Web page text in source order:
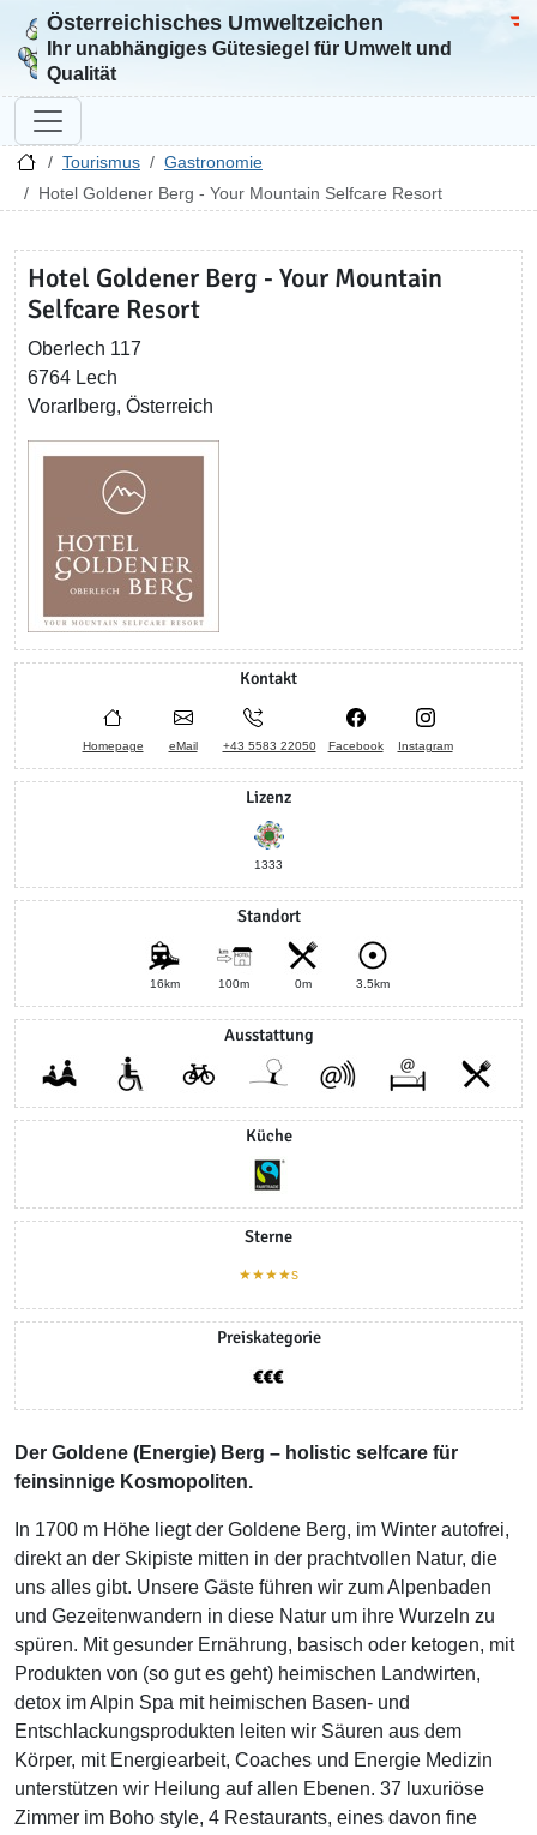
Zur Startseite
Österreichisches Umweltzeichen
Ihr unabhängiges Gütesiegel für Umwelt und
Qualität
Tourismus
Gastronomie
Hotel Goldener Berg - Your Mountain Selfcare Resort
Hotel Goldener Berg - Your Mountain
Selfcare Resort
Oberlech 117
6764 Lech
Vorarlberg, Österreich
Kontakt
Homepage eMail +43 5583 22050 Facebook Instagram
Lizenz
1333
Standort
16km 100m 0m 3.5km
Ausstattung
Küche
Sterne
★★★★s
Preiskategorie
Der Goldene (Energie) Berg – holistic selfcare für
feinsinnige Kosmopoliten.
In 1700 m Höhe liegt der Goldene Berg, im Winter autofrei,
direkt an der Skipiste mitten in der prachtvollen Natur, die
uns alles gibt. Unsere Gäste führen wir zum Alpenbaden
und Gezeitenwandern in diese Natur um ihre Wurzeln zu
spüren. Mit gesunder Ernährung, basisch oder ketogen, mit
Produkten von (so gut es geht) heimischen Landwirten,
detox im Alpin Spa mit heimischen Basen- und
Entschlackungsprodukten leiten wir Säuren aus dem
Körper, mit Energiearbeit, Coaches und Energie Medizin
unterstützen wir Heilung auf allen Ebenen. 37 luxuriöse
Zimmer im Boho style, 4 Restaurants, eines davon fine